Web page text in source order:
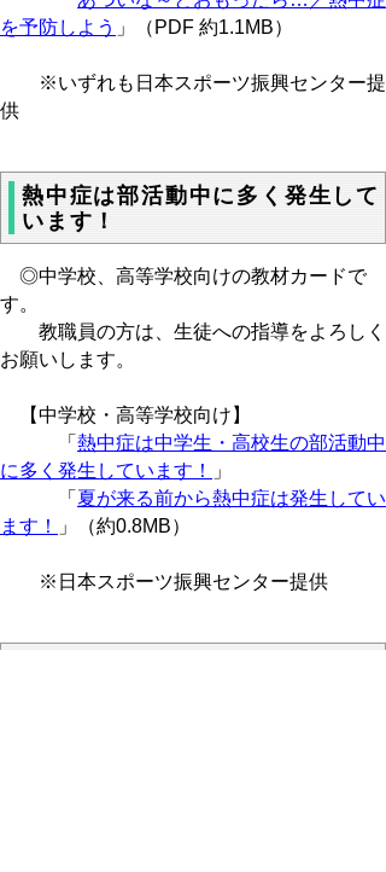
を予防しよう 」（PDF 約1.1MB）
※いずれも日本スポーツ振興センター提
供
熱中症は部活動中に多く発生して
います！
◎中学校、高等学校向けの教材カードで
す。
教職員の方は、生徒への指導をよろしく
お願いします。
【中学校・高等学校向け】
「 熱中症は中学生・高校生の部活動中
に多く発生しています！
」
「 夏が来る前から熱中症は発生してい
ます！
」（約0.8MB）
※日本スポーツ振興センター提供